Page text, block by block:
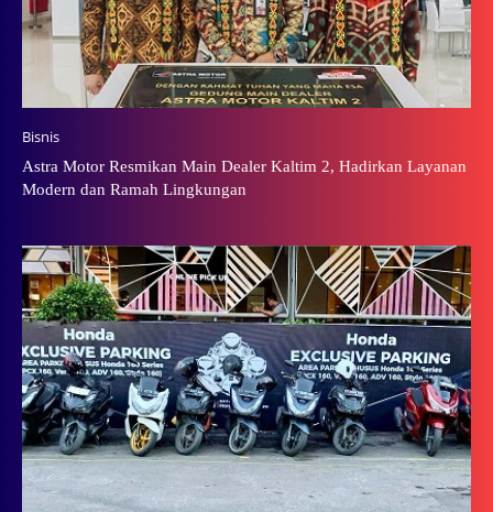
Bisnis
Astra Motor Resmikan Main Dealer Kaltim 2, Hadirkan Layanan
Modern dan Ramah Lingkungan